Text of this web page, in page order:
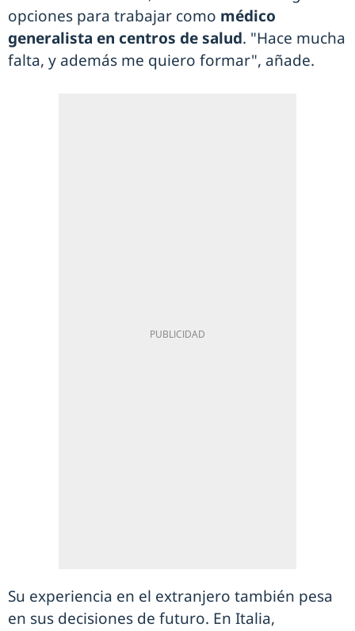
opciones para trabajar como médico
generalista en centros de salud. "Hace mucha
falta, y además me quiero formar", añade.
Su experiencia en el extranjero también pesa
en sus decisiones de futuro. En Italia,